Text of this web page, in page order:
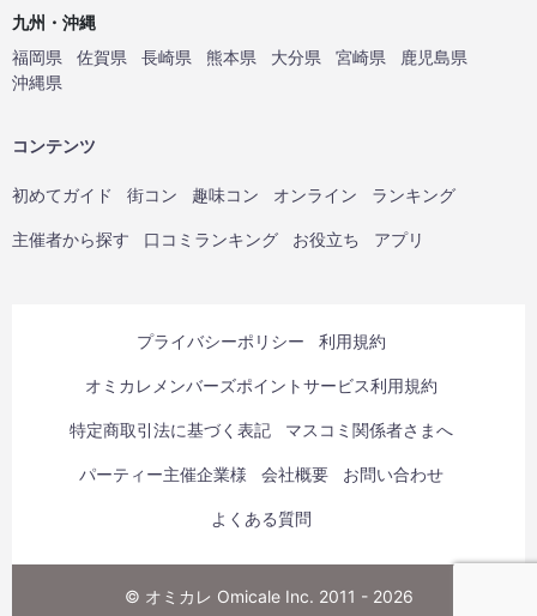
九州・沖縄
福岡県
佐賀県 長崎県 熊本県 大分県 宮崎県
鹿児島県
沖縄県
コンテンツ
初めてガイド 街コン 趣味コン オンライン ランキング
主催者から探す 口コミランキング お役立ち アプリ
プライバシーポリシー 利用規約
オミカレメンバーズポイントサービス利用規約
特定商取引法に基づく表記 マスコミ関係者さまへ
パーティー主催企業様 会社概要 お問い合わせ
よくある質問
© オミカレ Omicale Inc. 2011 - 2026